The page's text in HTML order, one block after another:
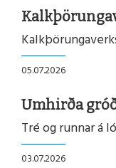
05.07.2026
Umhirða
Tré og runnar á
03.07.2026